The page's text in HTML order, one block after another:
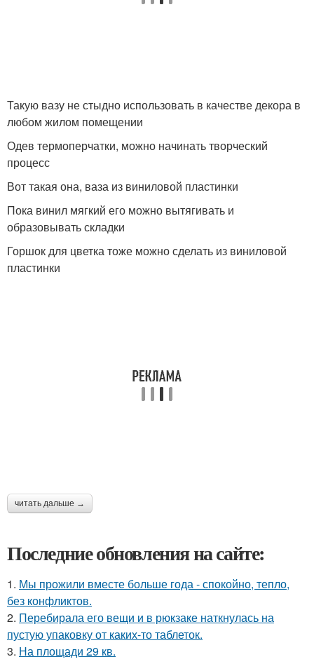
Такую вазу не стыдно использовать в качестве декора в
любом жилом помещении
Одев термоперчатки, можно начинать творческий
процесс
Вот такая она, ваза из виниловой пластинки
Пока винил мягкий его можно вытягивать и
образовывать складки
Горшок для цветка тоже можно сделать из виниловой
пластинки
читать дальше →
Последние обновления на сайте:
1. Мы прожили вместе больше года - спокойно, тепло,
без конфликтов.
2. Перебирала его вещи и в рюкзаке наткнулась на
пустую упаковку от каких-то таблеток.
3. На площади 29 кв.